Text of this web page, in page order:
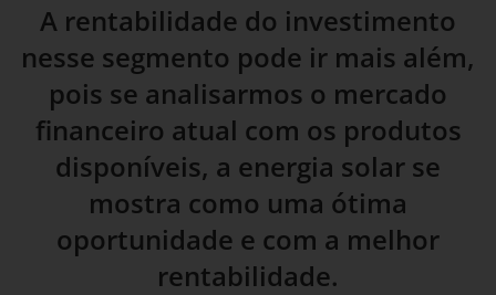
A rentabilidade do investimento
nesse segmento pode ir mais além,
pois se analisarmos o mercado
financeiro atual com os produtos
disponíveis, a energia solar se
mostra como uma ótima
oportunidade e com a melhor
rentabilidade.